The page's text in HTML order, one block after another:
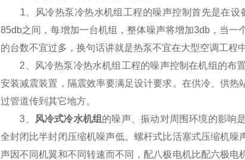
1、风冷热泵冷热水机组工程的噪声控制首先是在设
85db之间，每增加一台机组，整体噪声将增加3db，当
的台数不宜过多，换句话讲就是热泵不宜在大型空调工程
2、风冷热泵冷热水机组工程的噪声控制在机组的布置
安装减震装置，隔震效率要满足设计要求。在供冷、供
过管道传到其它地方。
3、
风冷式冷水机组 的噪声、振动对周围环境的影响
全封闭比半封闭压缩机噪声低。螺杆式比活塞式压缩机
声因不同机翼和不同转速而不同，配八极电机比配六极